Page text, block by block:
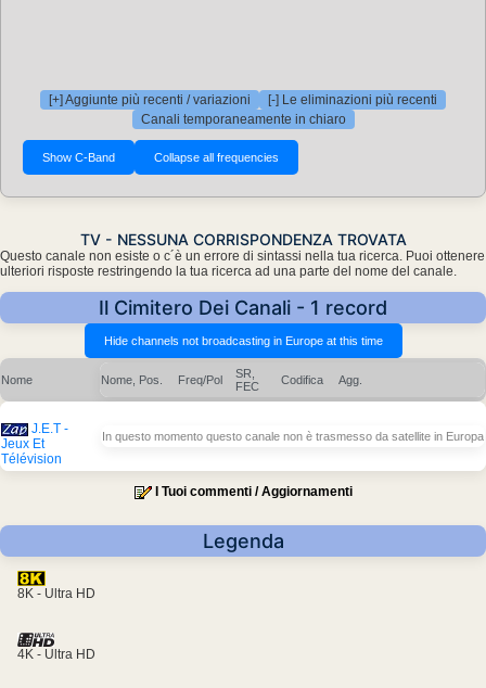
[+] Aggiunte più recenti / variazioni
[-] Le eliminazioni più recenti
Canali temporaneamente in chiaro
TV - NESSUNA CORRISPONDENZA TROVATA
Questo canale non esiste o c´è un errore di sintassi nella tua ricerca. Puoi ottenere
ulteriori risposte restringendo la tua ricerca ad una parte del nome del canale.
Il Cimitero Dei Canali - 1 record
Nome Nome, Pos. Freq/Pol
SR,
FEC
Codifica Agg.
J.E.T -
Jeux Et
Télévision
In questo momento questo canale non è trasmesso da satellite in Europa
I Tuoi commenti / Aggiornamenti
Legenda
8K - Ultra HD
4K - Ultra HD